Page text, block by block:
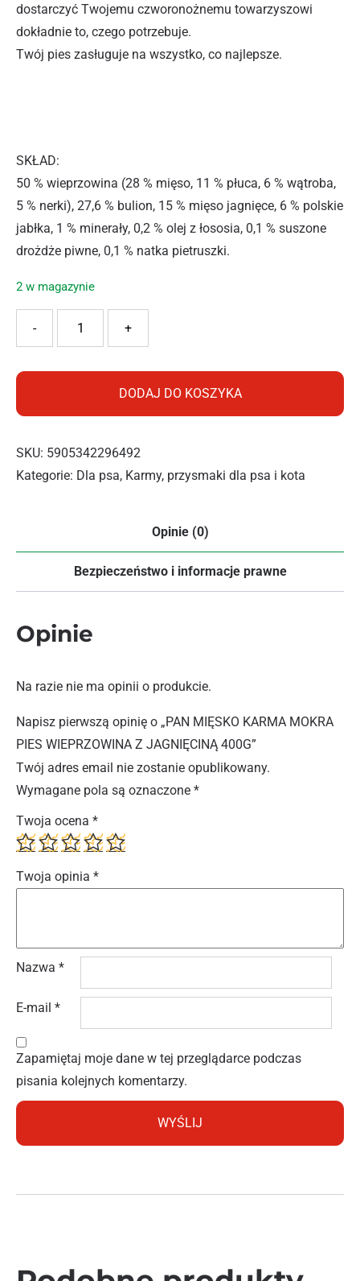
dostarczyć Twojemu czworonożnemu towarzyszowi
dokładnie to, czego potrzebuje.
Twój pies zasługuje na wszystko, co najlepsze.
SKŁAD:
50 % wieprzowina (28 % mięso, 11 % płuca, 6 % wątroba,
5 % nerki), 27,6 % bulion, 15 % mięso jagnięce, 6 % polskie
jabłka, 1 % minerały, 0,2 % olej z łososia, 0,1 % suszone
drożdże piwne, 0,1 % natka pietruszki.
2 w magazynie
ilość PAN MIĘSKO KARMA MOKRA PIES WIEPRZOWINA Z
+
-
DODAJ DO KOSZYKA
SKU: 5905342296492
Kategorie: Dla psa, Karmy, przysmaki dla psa i kota
Opinie (0)
Bezpieczeństwo i informacje prawne
Opinie
Na razie nie ma opinii o produkcie.
Napisz pierwszą opinię o „PAN MIĘSKO KARMA MOKRA
PIES WIEPRZOWINA Z JAGNIĘCINĄ 400G”
Twój adres email nie zostanie opublikowany.
Wymagane pola są oznaczone *
Twoja ocena *
Twoja opinia *
Nazwa *
E-mail *
Zapamiętaj moje dane w tej przeglądarce podczas
pisania kolejnych komentarzy.